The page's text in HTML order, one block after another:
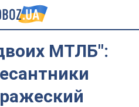
МТЛБ":